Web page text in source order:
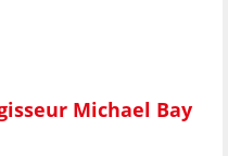
Michael Bay